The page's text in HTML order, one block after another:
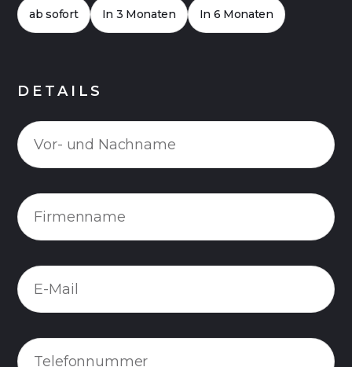
ab sofort In 3 Monaten In 6 Monaten
DETAILS